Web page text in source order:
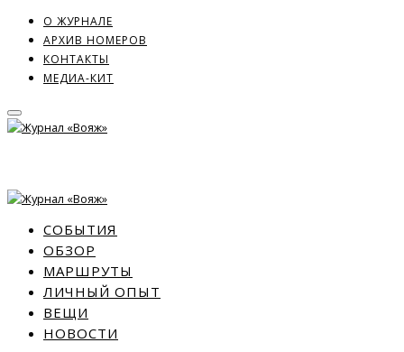
О ЖУРНАЛЕ
АРХИВ НОМЕРОВ
КОНТАКТЫ
МЕДИА-КИТ
СОБЫТИЯ
ОБЗОР
МАРШРУТЫ
ЛИЧНЫЙ ОПЫТ
ВЕЩИ
НОВОСТИ